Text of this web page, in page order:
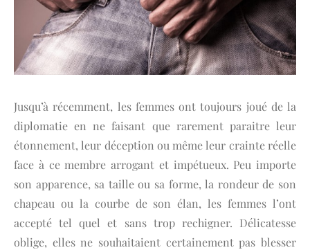
Jusqu’à récemment, les femmes ont toujours joué de la
diplomatie en ne faisant que rarement paraitre leur
étonnement, leur déception ou même leur crainte réelle
face à ce membre arrogant et impétueux. Peu importe
son apparence, sa taille ou sa forme, la rondeur de son
chapeau ou la courbe de son élan, les femmes l’ont
accepté tel quel et sans trop rechigner. Délicatesse
oblige, elles ne souhaitaient certainement pas blesser